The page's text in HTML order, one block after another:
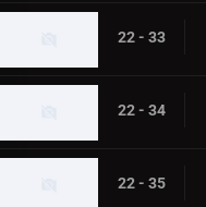
22 - 33
22 - 34
22 - 35